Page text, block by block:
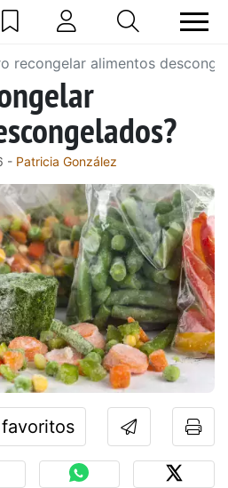
recongelar alimentos
- Patricia González